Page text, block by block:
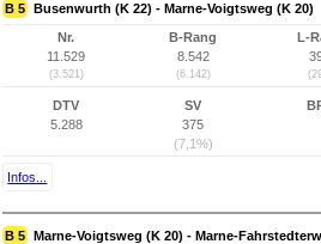
B 5 Busenwurth (K 22) - Marne-Voigtsweg (K 20)
Nr.
11.529
(3.521)
B-Rang
8.542
(6.142)
L-
DTV
5.288
SV
375
(7,1%)
Infos...
B 5 Marne-Voigtsweg (K 20) - Marne-